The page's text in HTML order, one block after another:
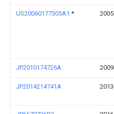
US20060177305A1 *
JP2010174726A
JP2014214741A